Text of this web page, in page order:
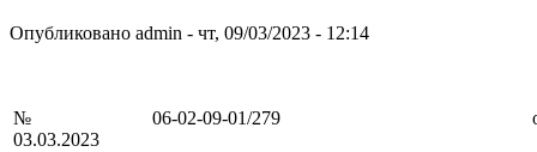
Опубликовано admin - чт, 09/03/2023 - 12:14
№ 06-02-09-01/279
03.03.2023